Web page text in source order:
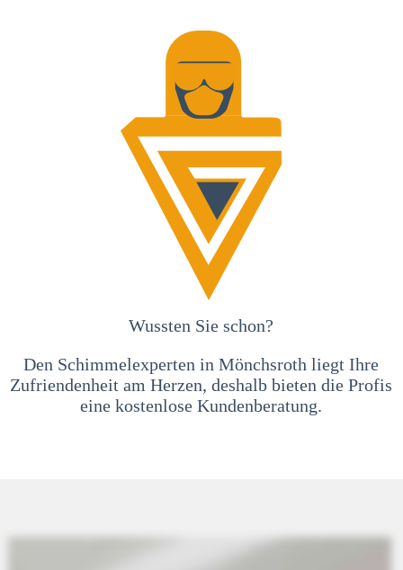
Wussten Sie schon?
Den Schimmelexperten in Mönchsroth liegt Ihre
Zufriendenheit am Herzen, deshalb bieten die Profis
eine kostenlose Kundenberatung.